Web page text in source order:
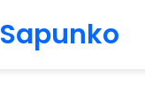
Sapunko